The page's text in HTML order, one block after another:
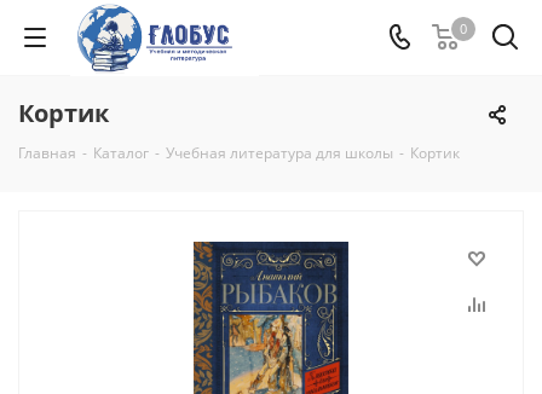
0
Кортик
Главная - Каталог - Учебная литература для школы - Кортик